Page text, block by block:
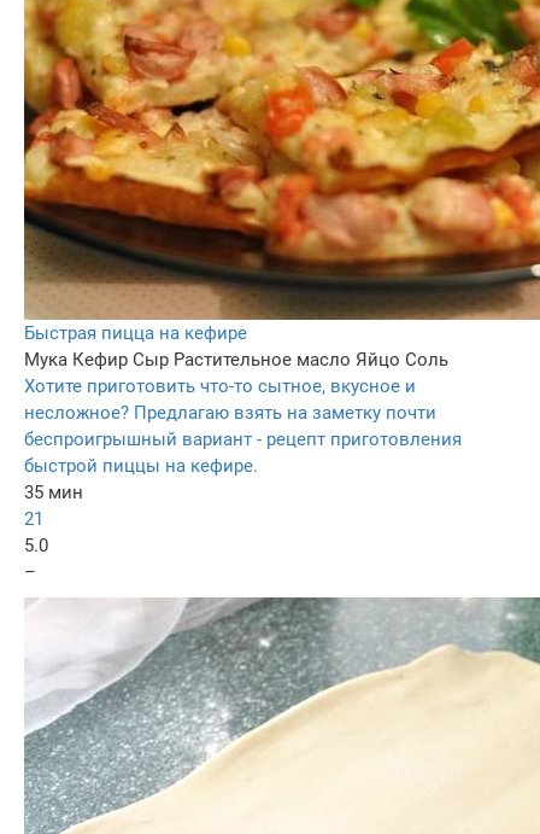
Быстрая пицца на кефире
Мука Кефир Сыр Растительное масло Яйцо Соль
Хотите приготовить что-то сытное, вкусное и
несложное? Предлагаю взять на заметку почти
беспроигрышный вариант - рецепт приготовления
быстрой пиццы на кефире.
35 мин
21
5.0
–